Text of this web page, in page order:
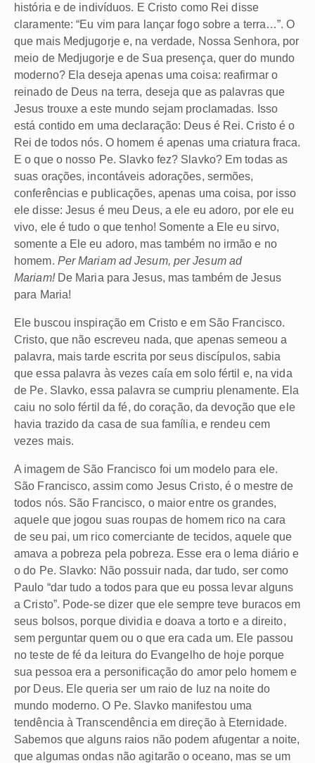
história e de indivíduos. E Cristo como Rei disse
claramente: “Eu vim para lançar fogo sobre a terra…”. O
que mais Medjugorje e, na verdade, Nossa Senhora, por
meio de Medjugorje e de Sua presença, quer do mundo
moderno? Ela deseja apenas uma coisa: reafirmar o
reinado de Deus na terra, deseja que as palavras que
Jesus trouxe a este mundo sejam proclamadas. Isso
está contido em uma declaração: Deus é Rei. Cristo é o
Rei de todos nós. O homem é apenas uma criatura fraca.
E o que o nosso Pe. Slavko fez? Slavko? Em todas as
suas orações, incontáveis adorações, sermões,
conferências e publicações, apenas uma coisa, por isso
ele disse: Jesus é meu Deus, a ele eu adoro, por ele eu
vivo, ele é tudo o que tenho! Somente a Ele eu sirvo,
somente a Ele eu adoro, mas também no irmão e no
homem. Per Mariam ad Jesum, per Jesum ad
Mariam!De Maria para Jesus, mas também de Jesus
para Maria!
Ele buscou inspiração em Cristo e em São Francisco.
Cristo, que não escreveu nada, que apenas semeou a
palavra, mais tarde escrita por seus discípulos, sabia
que essa palavra às vezes caía em solo fértil e, na vida
de Pe. Slavko, essa palavra se cumpriu plenamente. Ela
caiu no solo fértil da fé, do coração, da devoção que ele
havia trazido da casa de sua família, e rendeu cem
vezes mais.
A imagem de São Francisco foi um modelo para ele.
São Francisco, assim como Jesus Cristo, é o mestre de
todos nós. São Francisco, o maior entre os grandes,
aquele que jogou suas roupas de homem rico na cara
de seu pai, um rico comerciante de tecidos, aquele que
amava a pobreza pela pobreza. Esse era o lema diário e
o do Pe. Slavko: Não possuir nada, dar tudo, ser como
Paulo “dar tudo a todos para que eu possa levar alguns
a Cristo”. Pode-se dizer que ele sempre teve buracos em
seus bolsos, porque dividia e doava a torto e a direito,
sem perguntar quem ou o que era cada um. Ele passou
no teste de fé da leitura do Evangelho de hoje porque
sua pessoa era a personificação do amor pelo homem e
por Deus. Ele queria ser um raio de luz na noite do
mundo moderno. O Pe. Slavko manifestou uma
tendência à Transcendência em direção à Eternidade.
Sabemos que alguns raios não podem afugentar a noite,
que algumas ondas não agitarão o oceano, mas se um